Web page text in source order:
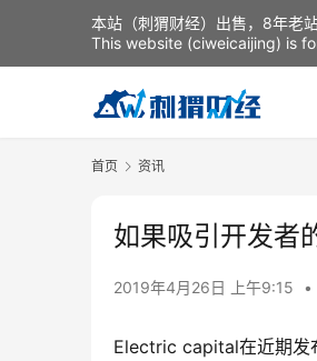
首页 资讯
如果吸引开发者
2019年4月26日 上午9:15 •
Electric capital在近期发
本站（刺猬财经）出售，8年老
This website (ciweicaijing) is